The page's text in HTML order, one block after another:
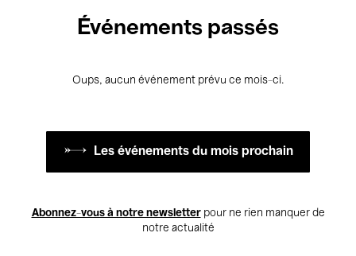
Événements passés
Oups, aucun événement prévu ce mois-ci.
Les événements du mois prochain
Abonnez-vous à notre newsletterpour ne rien manquer de
notre actualité